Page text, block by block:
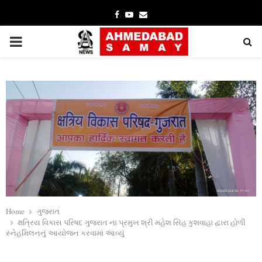
Facebook
YoutubeEmail
PRIMARY
Home
ગુજરાત
ક્ષત્રિય વિકાસ પરિષદ ગુજરાત ના પ્રમુખ શ્રી મહેશ સિંહ કુશવાહા દ્વારા હોળી
સ્નેહમિલનનું આયોજન કરવામાં આવ્યું